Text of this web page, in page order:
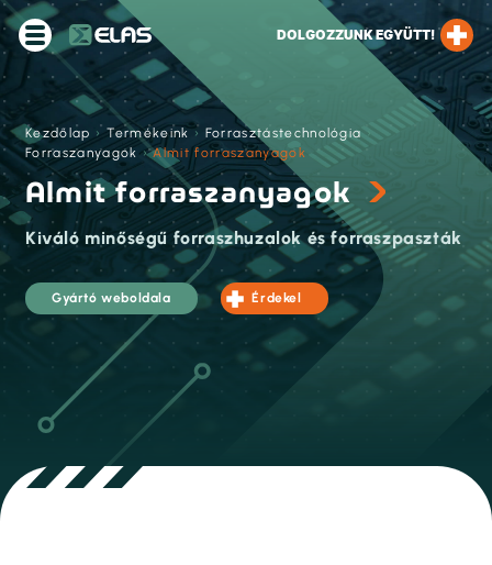
DOLGOZZUNK EGYÜTT!
Kezdőlap › Termékeink› Forrasztástechnológia ›
Forraszanyagok ›Almit forraszanyagok
Almit forraszanyagok
Kiváló minőségű forraszhuzalok és forraszpaszták
Gyártó weboldala Érdekel